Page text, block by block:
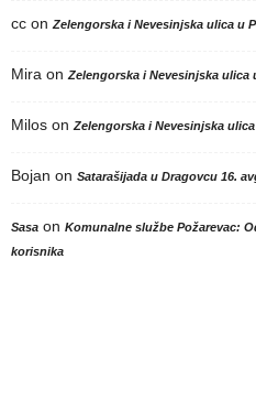
cc on Zelengorska i Nevesinjska ulica u
Mira on Zelengorska i Nevesinjska ulica
Milos on Zelengorska i Nevesinjska
Bojan on Satarašijada u Dragovcu 16.
Sasa on Komunalne službe Požarevac:
korisnika